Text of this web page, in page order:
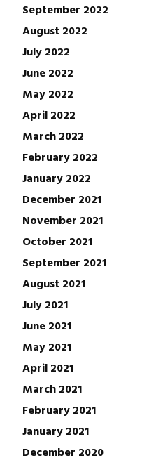
September 2022
August 2022
July 2022
June 2022
May 2022
April 2022
March 2022
February 2022
January 2022
December 2021
November 2021
October 2021
September 2021
August 2021
July 2021
June 2021
May 2021
April 2021
March 2021
February 2021
January 2021
December 2020